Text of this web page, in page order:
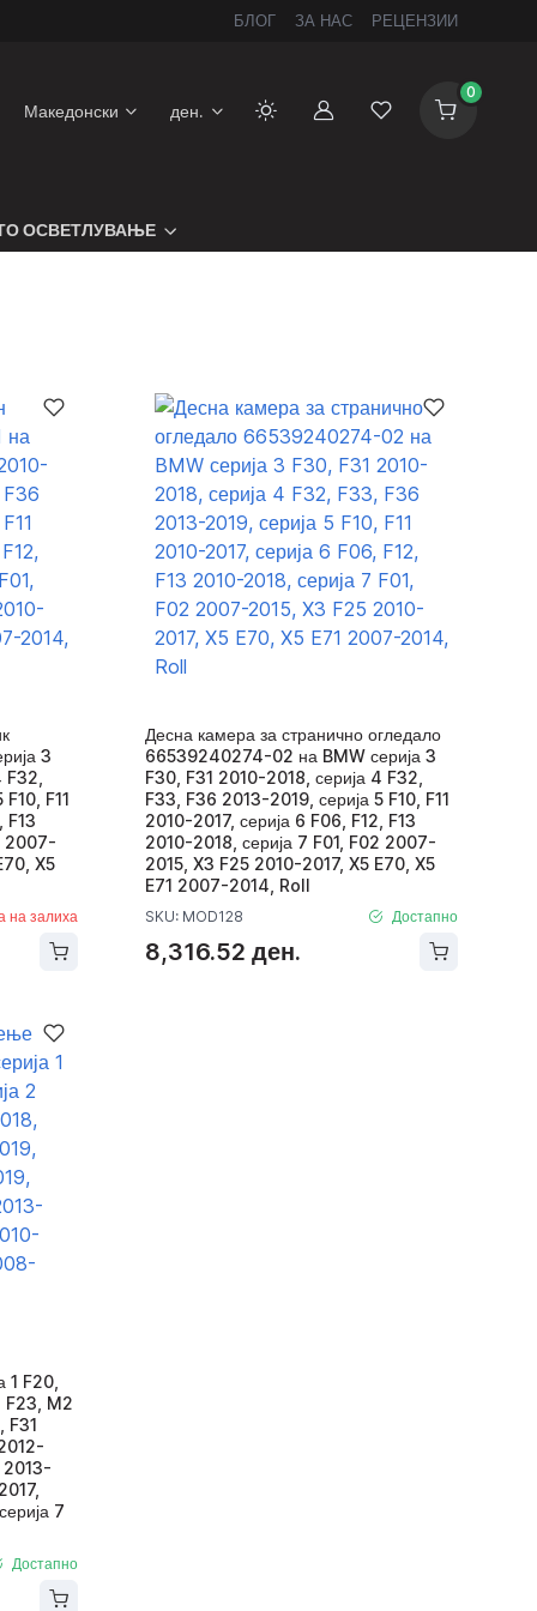
БЛОГ ЗА НАС РЕЦЕНЗИИ
Македонски ден. СметкаЛиста на желби
0
ОСВЕТЛУВАЊЕ
3
F11
F13
2007-
X5
на залиха
Десна камера за странично огледало
66539240274-02 на BMW серија 3
F30, F31 2010-2018, серија 4 F32,
F33, F36 2013-2019, серија 5 F10, F11
2010-2017, серија 6 F06, F12, F13
2010-2018, серија 7 F01, F02 2007-
2015, X3 F25 2010-2017, X5 E70, X5
E71 2007-2014, Roll
SKU: MOD128 Достапно
8,316.52 ден.
1 F20,
F23, M2
F31
2013-
7
Достапно